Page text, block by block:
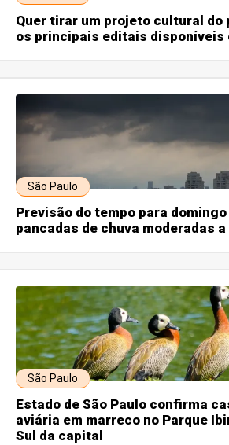
Quer tirar um projeto cultural do
os principais editais disponíveis
São Paulo
Previsão do tempo para domingo
pancadas de chuva moderadas
São Paulo
Estado de São Paulo confirma
aviária em marreco no Parque
Sul da capital